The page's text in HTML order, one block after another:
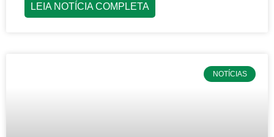
LEIA NOTÍCIA COMPLETA
NOTÍCIAS